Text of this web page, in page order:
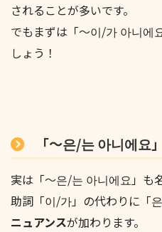
されることが多いです。
でもまずは「〜이/가 아니에
しょう！
「〜은/는 아니에요
実は「〜은/는 아니에요」も
助詞「이/가」の代わりに「
ニュアンスが加わります。